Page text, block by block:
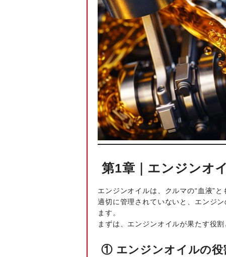
第1章｜エンジンオ
エンジンオイルは、クルマの“血液”
適切に管理されていないと、エンジ
ます。
まずは、エンジンオイルが果たす役
① エンジンオイルの役